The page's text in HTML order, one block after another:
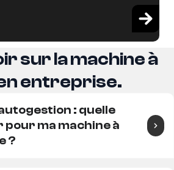
sur la machine à
entreprise.
: quelle
ma machine à
?